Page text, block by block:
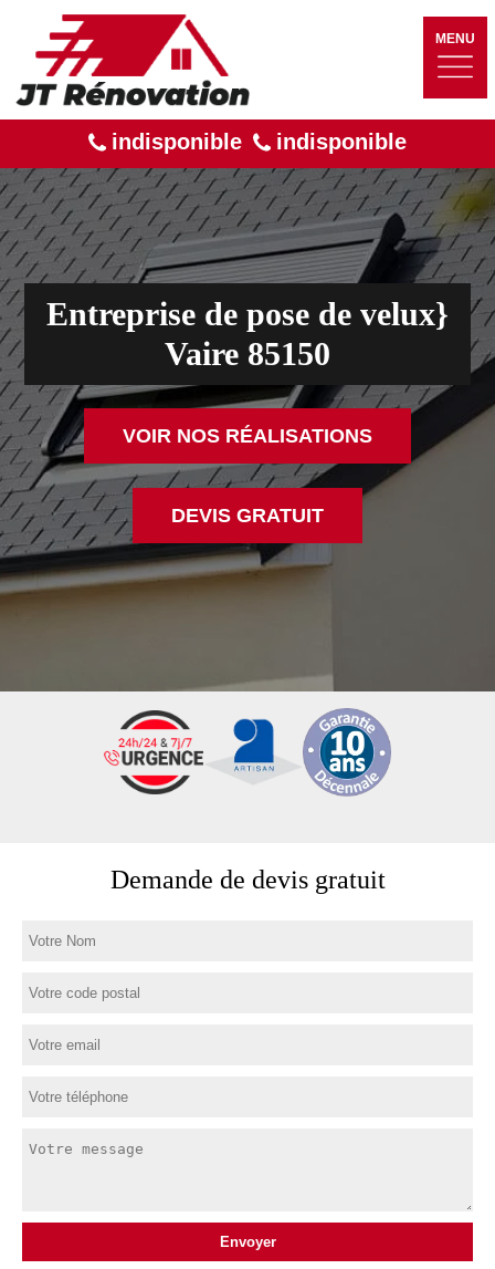
MENU
indisponible indisponible
Entreprise de pose de velux}
Vaire 85150
VOIR NOS RÉALISATIONS
DEVIS GRATUIT
Demande de devis gratuit